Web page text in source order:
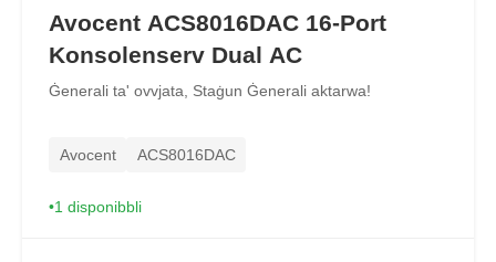
Avocent ACS8016DAC 16-Port
Konsolenserv Dual AC
Ġenerali ta' ovvjata, Staġun Ġenerali aktarwa!
Avocent ACS8016DAC
1 disponibbli